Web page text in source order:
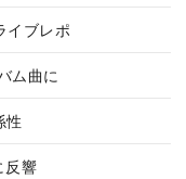
イブレポ
ム曲に
性
反響